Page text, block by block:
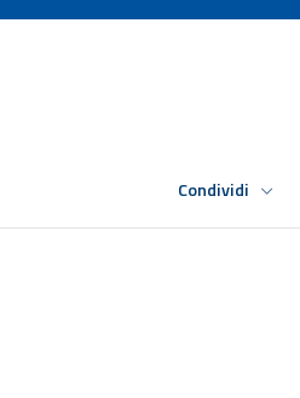
Condividi